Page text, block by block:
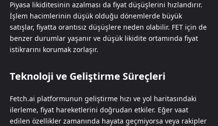
Piyasa likiditesinin azalması da fiyat düşüşlerini hızlandırır.
İşlem hacimlerinin düşük olduğu dönemlerde büyük
satışlar, fiyatta orantısız düşüşlere neden olabilir. FET için de
benzer durumlar yaşanır ve düşük likidite ortamında fiyat
istikrarını korumak zorlaşır.
Teknoloji ve Geliştirme Süreçleri
Fetch.ai platformunun geliştirme hızı ve yol haritasındaki
ilerleme, fiyat hareketlerini doğrudan etkiler. Eğer vaat
edilen özellikler zamanında hayata geçmiyorsa veya rakipler